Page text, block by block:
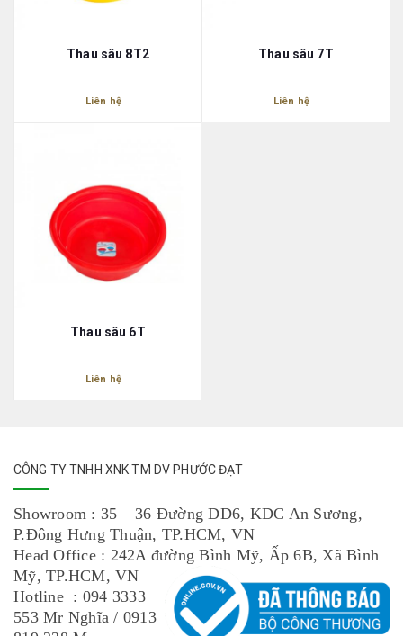
Thau sâu 8T2
Liên hệ
Thau sâu 7T
Liên hệ
Thau sâu 6T
Liên hệ
CÔNG TY TNHH XNK TM DV PHƯỚC ĐẠT
Showroom : 35 – 36 Đường DD6, KDC An Sương,
P.Đông Hưng Thuận, TP.HCM, VN
Head Office : 242A đường Bình Mỹ, Ấp 6B, Xã Bình
Mỹ, TP.HCM, VN
Hotline : 094 3333
553 Mr Nghĩa / 0913